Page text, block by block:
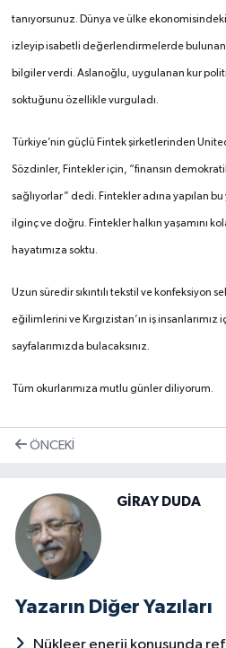
tanıyorsunuz. Dünya ve ülke
izleyip isabetli değerlendirmelerde bulunan
bilgiler verdi. Aslanoğlu, uygulanan kur
soktuğunu özellikle vurguladı.
Türkiye’nin güçlü Fintek şirketlerinden
Sözdinler, Fintekler için, “finansın
sağlıyorlar” dedi. Fintekler adına yapılan
ilginç ve doğru. Fintekler halkın yaşamını
hayatımıza soktu.
Uzun süredir sıkıntılı tekstil ve konfeksiyon
eğilimlerini ve Kırgızistan’ın iş insanlarımız
sayfalarımızda bulacaksınız.
Tüm okurlarımıza mutlu günler diliyorum.
ÖNCEKI
GİRAY DUDA
Yazarın Diğer Yazıları
Nükleer enerji konusunda